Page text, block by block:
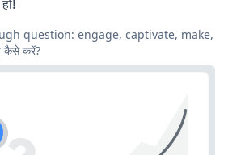
question: engage, captivate, make,
कैसे करें?